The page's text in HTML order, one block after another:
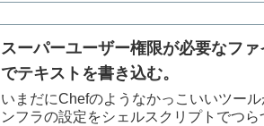
スーパーユーザー権限が必要なフ
でテキストを書き込む。
いまだにChefのようなかっこいいツー
ンフラの設定をシェルスクリプトでつら